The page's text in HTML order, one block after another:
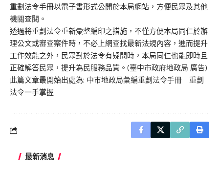
重劃法令手冊以電子書形式公開於本局網站，方便民眾及其他
機關查閱。
透過將重劃法令重新彙整編印之措施，不僅方便本局同仁於辦
理公文或審查案件時，不必上網查找最新法規內容，進而提升
工作效能之外，民眾對於法令有疑問時，本局同仁也能即時且
正確解答民眾，提升為民服務品質。(臺中市政府地政局 廣告)
此篇文章最開始出處為: 中市地政局彙編重劃法令手冊 重劃
法令一手掌握
最新消息